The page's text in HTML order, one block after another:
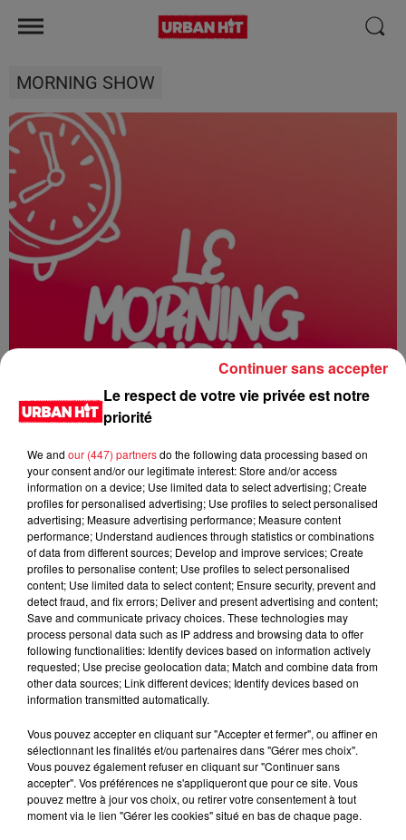
MORNING SHOW
0:00 3 min 38 sec
14 mai 2024 - 3 min 38 sec
Le respect de votre vie privée est notre
priorité
We and our (447) partnersdo the following data processing based on
your consent and/or our legitimate interest: Store and/or access
information on a device; Use limited data to select advertising; Create
profiles for personalised advertising; Use profiles to select personalised
advertising; Measure advertising performance; Measure content
performance; Understand audiences through statistics or combinations
of data from different sources; Develop and improve services; Create
profiles to personalise content; Use profiles to select personalised
content; Use limited data to select content; Ensure security, prevent and
detect fraud, and fix errors; Deliver and present advertising and content;
Save and communicate privacy choices. These technologies may
process personal data such as IP address and browsing data to offer
following functionalities: Identify devices based on information actively
requested; Use precise geolocation data; Match and combine data from
other data sources; Link different devices; Identify devices based on
information transmitted automatically.
Vous pouvez accepter en cliquant sur "Accepter et fermer", ou affiner en
sélectionnant les finalités et/ou partenaires dans "Gérer mes choix".
Vous pouvez également refuser en cliquant sur "Continuer sans
accepter". Vos préférences ne s'appliqueront que pour ce site. Vous
pouvez mettre à jour vos choix, ou retirer votre consentement à tout
moment via le lien "Gérer les cookies" situé en bas de chaque page.
Continuer sans accepter